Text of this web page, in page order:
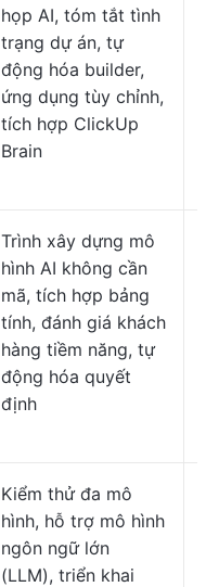
họp AI, tóm tắt tình
trạng dự án, tự
động hóa builder,
ứng dụng tùy chỉnh,
tích hợp ClickUp
Brain
Trình xây dựng mô
hình AI không cần
mã, tích hợp bảng
tính, đánh giá khách
hàng tiềm năng, tự
động hóa quyết
định
Kiểm thử đa mô
hình, hỗ trợ mô hình
ngôn ngữ lớn
(LLM), triển khai